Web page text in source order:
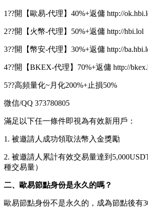
1??開【歐易-代理】40%+返傭 http://
2??開【火幣-代理】50%+返傭 http://hbi.lol
3??開【幣安-代理】30%+返傭 http://
4??開【BKEX-代理】70%+返傭 http://
5??高頻量化~月化200%+止損50%
微信/QQ 373780805
滿足以下任一條件即視為有效新用戶：
1. 被邀請人成功領取法幣入金獎勵
2. 被邀請人累計有效交易量達到
種交易量）
二、歐易節點身份是永久的嗎？
歐易節點身份不是永久的，成為節點後有